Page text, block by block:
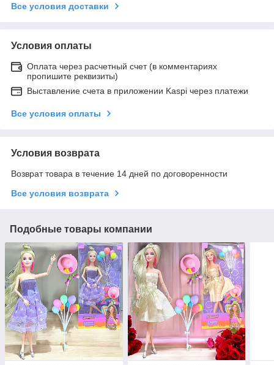
Все условия доставки
Условия оплаты
Оплата через расчетный счет (в комментариях
пропишите реквизиты)
Выставление счета в приложении Kaspi через платежи
Все условия оплаты
Условия возврата
Возврат товара в течение 14 дней по договоренности
Все условия возврата
Подобные товары компании